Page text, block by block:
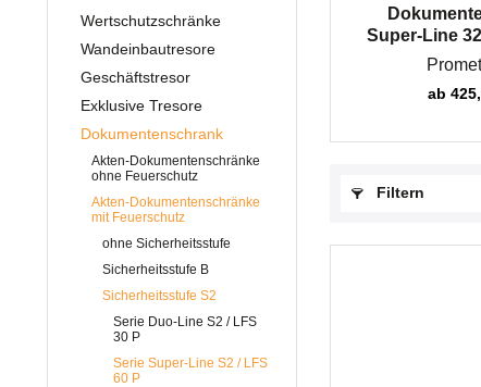
Wertschutzschränke
Wandeinbautresore
Geschäftstresor
Exklusive Tresore
Dokumentenschrank
Akten-Dokumentenschränke
ohne Feuerschutz
Akten-Dokumentenschränke
mit Feuerschutz
ohne Sicherheitsstufe
Sicherheitsstufe B
Sicherheitsstufe S2
Serie Duo-Line S2 / LFS
30 P
Serie Super-Line S2 / LFS
60 P
Super-Line
ab
Filtern